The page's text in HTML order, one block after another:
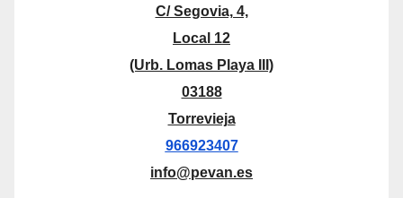
C/ Segovia, 4,
Local 12
(Urb. Lomas Playa III)
03188
Torrevieja
966923407
info@pevan.es